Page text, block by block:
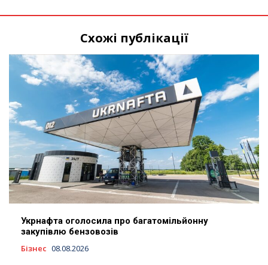
Схожі публікації
Укрнафта оголосила про багатомільйонну
закупівлю бензовозів
Бізнес 08.08.2026